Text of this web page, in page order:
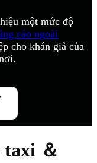
một mức độ
cáo ngoài
cho khán giả của
＆